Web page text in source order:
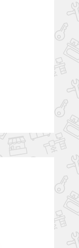
Прямая, Угловая